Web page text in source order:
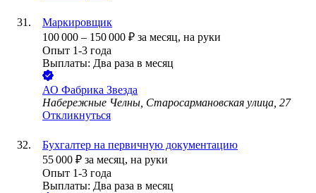
Маркировщик
100 000 – 150 000 ₽ за месяц, на руки
Опыт 1-3 года
Выплаты: Два раза в месяц
АО Фабрика Звезда
Набережные Челны, Старосармановская улица, 27
Откликнуться
Бухгалтер на первичную документацию
55 000 ₽ за месяц, на руки
Опыт 1-3 года
Выплаты: Два раза в месяц